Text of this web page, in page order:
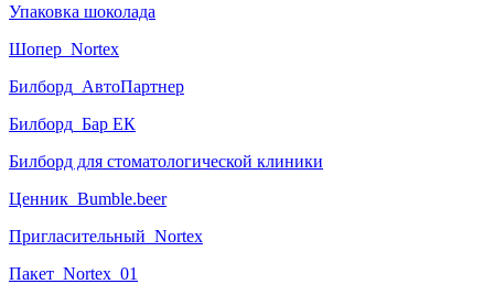
Упаковка шоколада
Шопер_Nortex
Билборд_АвтоПартнер
Билборд_Бар ЕК
Билборд для стоматологической клиники
Ценник_Bumble.beer
Пригласительный_Nortex
Пакет_Nortex_01